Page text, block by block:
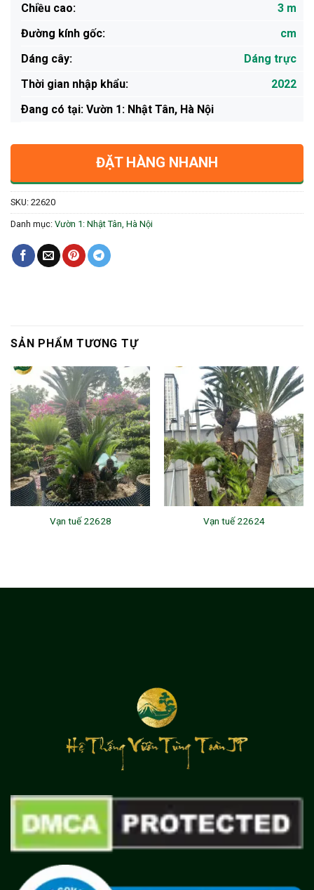
Chiều cao:
3 m
Đường kính gốc:
cm
Dáng cây:
Dáng trực
Thời gian nhập khẩu:
2022
Ðang có tại: Vườn 1: Nhật Tân, Hà Nội
ĐẶT HÀNG NHANH
SKU: 22620
Danh mục: Vườn 1: Nhật Tân, Hà Nội
SẢN PHẨM TƯƠNG TỰ
Vạn tuế 22628 Vạn tuế 22624